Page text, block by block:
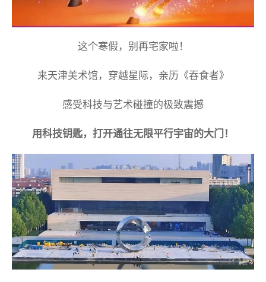
这个寒假，别再宅家啦！
来天津美术馆，穿越星际，亲历《吞食者》
感受科技与艺术碰撞的极致震撼
用科技钥匙，打开通往无限平行宇宙的大门！